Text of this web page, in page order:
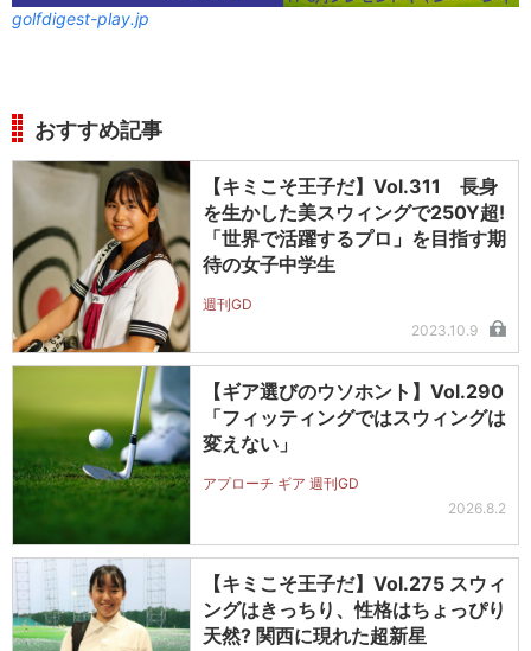
golfdigest-play.jp
おすすめ記事
【キミこそ王子だ】Vol.311 長身
を生かした美スウィングで250Y超!
「世界で活躍するプロ」を目指す期
待の女子中学生
週刊GD
2023.10.9
【ギア選びのウソホント】Vol.290
「フィッティングではスウィングは
変えない」
アプローチ ギア 週刊GD
2026.8.2
【キミこそ王子だ】Vol.275 スウィ
ングはきっちり、性格はちょっぴり
天然? 関西に現れた超新星